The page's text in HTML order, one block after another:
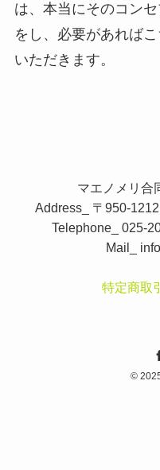
は、本当にそのコン
をし、必要があれば
いただきます。
マエノメリ合
Address_ 〒950-
Telephone_ 025-
Mail_
特定商取
©